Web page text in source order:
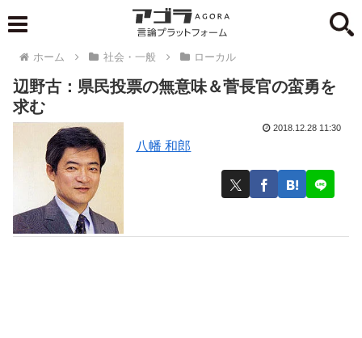
ホーム 社会・一般 ローカル
辺野古：県民投票の無意味＆菅長官の蛮勇を
求む
八幡 和郎
2018.12.28 11:30